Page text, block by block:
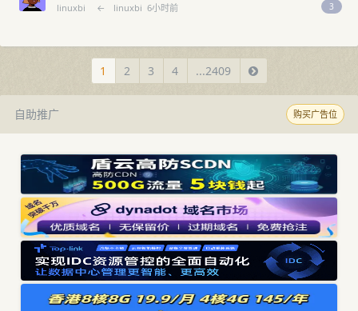
linuxbi ← linuxbi 6小时前 3
1 2 3 4 ...2409
自助推广 购买广告位